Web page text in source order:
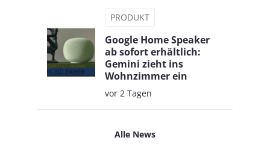
PRODUKT
Google Home Speaker
ab sofort erhältlich:
Gemini zieht ins
Wohnzimmer ein
vor 2 Tagen
Alle News